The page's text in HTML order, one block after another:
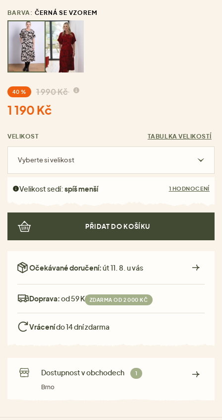
BARVA: ČERNÁ SE VZOREM
40 % 1 990 Kč
1 190 Kč
VELIKOST TABULKA VELIKOSTÍ
Vyberte si velikost
Velikost sedí:spíš menší 1 HODNOCENÍ
PŘIDAT DO KOŠÍKU
Očekávané doručení:út 11. 8. u vás
Doprava:od 59 Kč ZDARMA OD 2 000 KČ
Vrácenído 14 dní zdarma
Dostupnost v obchodech 1
Brno